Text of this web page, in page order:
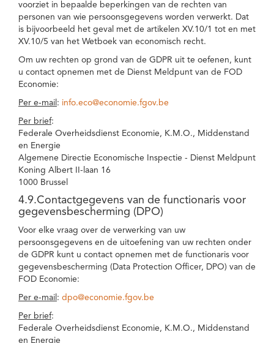
voorziet in bepaalde beperkingen van de rechten van
personen van wie persoonsgegevens worden verwerkt. Dat
is bijvoorbeeld het geval met de artikelen XV.10/1 tot en met
XV.10/5 van het Wetboek van economisch recht.
Om uw rechten op grond van de GDPR uit te oefenen, kunt
u contact opnemen met de Dienst Meldpunt van de FOD
Economie:
Per e-mail : info.eco@economie.fgov.be
Per brief:
Federale Overheidsdienst Economie, K.M.O., Middenstand
en Energie
Algemene Directie Economische Inspectie - Dienst Meldpunt
Koning Albert II-laan 16
1000 Brussel
4.9.Contactgegevens van de functionaris voor
gegevensbescherming (DPO)
Voor elke vraag over de verwerking van uw
persoonsgegevens en de uitoefening van uw rechten onder
de GDPR kunt u contact opnemen met de functionaris voor
gegevensbescherming (Data Protection Officer, DPO) van de
FOD Economie:
Per e-mail : dpo@economie.fgov.be
Per brief:
Federale Overheidsdienst Economie, K.M.O., Middenstand
en Energie